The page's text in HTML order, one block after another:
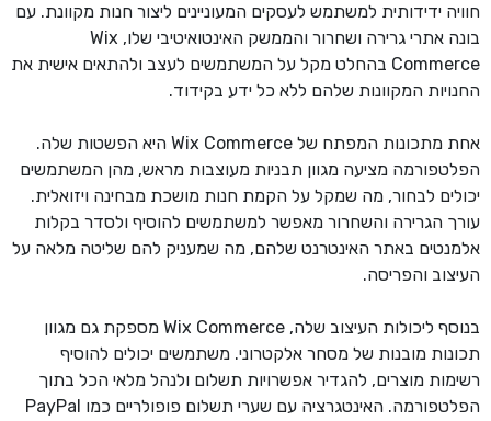
חוויה ידידותית למשתמש לעסקים המעוניינים ליצור חנות מקוונת. עם
בונה אתרי גרירה ושחרור והממשק האינטואיטיבי שלו, Wix
Commerce בהחלט מקל על המשתמשים לעצב ולהתאים אישית את
החנויות המקוונות שלהם ללא כל ידע בקידוד.
אחת מתכונות המפתח של Wix Commerce היא הפשטות שלה.
הפלטפורמה מציעה מגוון תבניות מעוצבות מראש, מהן המשתמשים
יכולים לבחור, מה שמקל על הקמת חנות מושכת מבחינה ויזואלית.
עורך הגרירה והשחרור מאפשר למשתמשים להוסיף ולסדר בקלות
אלמנטים באתר האינטרנט שלהם, מה שמעניק להם שליטה מלאה על
העיצוב והפריסה.
בנוסף ליכולות העיצוב שלה, Wix Commerce מספקת גם מגוון
תכונות מובנות של מסחר אלקטרוני. משתמשים יכולים להוסיף
רשימות מוצרים, להגדיר אפשרויות תשלום ולנהל מלאי הכל בתוך
הפלטפורמה. האינטגרציה עם שערי תשלום פופולריים כמו PayPal